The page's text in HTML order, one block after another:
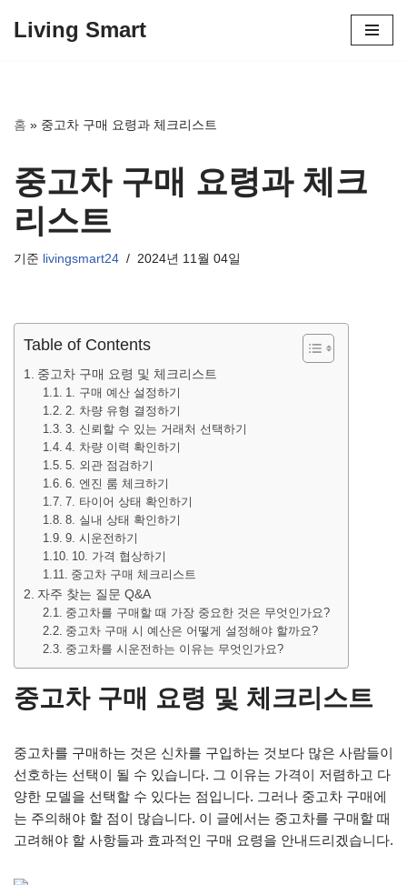
건
뛰
기
Living Smart
홈 » 중고차 구매 요령과 체크리스트
중고차 구매 요령과 체크
리스트
기준 livingsmart24 2024년 11월 04일
Table of Contents
중고차 구매 요령 및 체크리스트
1. 구매 예산 설정하기
2. 차량 유형 결정하기
3. 신뢰할 수 있는 거래처 선택하기
4. 차량 이력 확인하기
5. 외관 점검하기
6. 엔진 룸 체크하기
7. 타이어 상태 확인하기
8. 실내 상태 확인하기
9. 시운전하기
10. 가격 협상하기
중고차 구매 체크리스트
자주 찾는 질문 Q&A
중고차를 구매할 때 가장 중요한 것은 무엇인가요?
중고차 구매 시 예산은 어떻게 설정해야 할까요?
중고차를 시운전하는 이유는 무엇인가요?
중고차 구매 요령 및 체크리스트
중고차를 구매하는 것은 신차를 구입하는 것보다 많은 사람들이
선호하는 선택이 될 수 있습니다. 그 이유는 가격이 저렴하고 다
양한 모델을 선택할 수 있다는 점입니다. 그러나 중고차 구매에
는 주의해야 할 점이 많습니다. 이 글에서는 중고차를 구매할 때
고려해야 할 사항들과 효과적인 구매 요령을 안내드리겠습니다.